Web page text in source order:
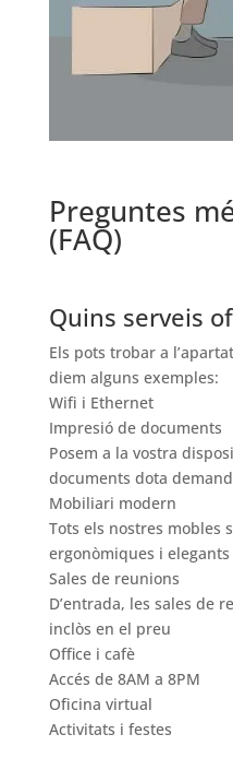
Preguntes
(FAQ)
Quins serveis
Els pots trobar a
diem alguns exemples:
Wifi i Ethernet
Impresió de documents
Posem a la vostra
documents dota
Mobiliari modern
Tots els nostres mobles
ergonòmiques i elegants
Sales de reunions
D’entrada, les sales de
inclòs en el preu
Office i cafè
Accés de 8AM a 8PM
Oficina virtual
Activitats i festes